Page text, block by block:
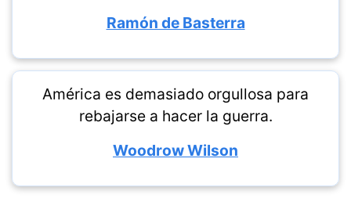
Ramón de Basterra
América es demasiado orgullosa para
rebajarse a hacer la guerra.
Woodrow Wilson